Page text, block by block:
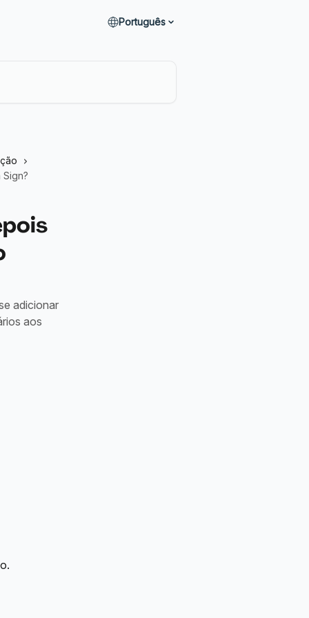
Português
adicionar
aos